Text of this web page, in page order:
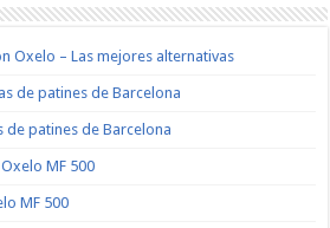
Oxelo – Las mejores alternativas
de patines de Barcelona
de patines de Barcelona
MF 500
MF 500